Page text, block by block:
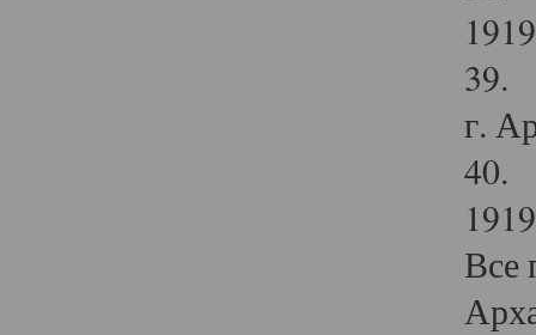
39.
г.
40.
Все